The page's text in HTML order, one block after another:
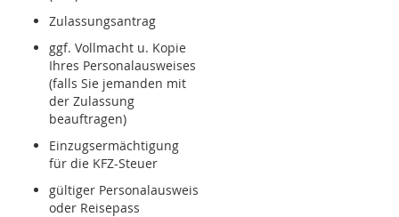
Zulassungsantrag
ggf. Vollmacht u. Kopie
Ihres Personalausweises
(falls Sie jemanden mit
der Zulassung
beauftragen)
Einzugsermächtigung
für die KFZ-Steuer
gültiger Personalausweis
oder Reisepass